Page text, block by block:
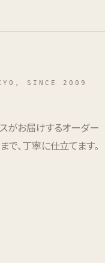
SINCE 2009
がお届けするオーダー
で、丁寧に仕立てます。